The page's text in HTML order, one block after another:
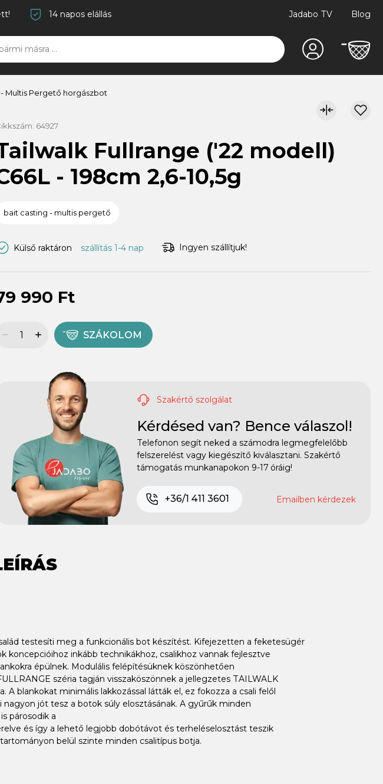
14 napos elállás Jadabo TV Blog
Multis Pergető horgászbot
64927
Fullrange ('22 modell)
- 198cm 2,6-10,5g
bait casting - multis pergető
Külső raktáron szállítás 1-4 nap Ingyen szállítjuk!
990 Ft
SZÁKOLOM
Szakértő szolgálat
Kérdésed van? Bence válaszol!
Telefonon segít neked a számodra legmegfelelőbb
felszerelést vagy kiegészítő kiválasztani. Szakértő
támogatás munkanapokon 9-17 óráig!
+36/1 411 3601 Emailben kérdezek
testesíti meg a funkcionális bot készítést. Kifejezetten a feketesügér
koncepcióihoz inkább technikákhoz, csalikhoz vannak fejlesztve
épülnek. Modulális felépítésüknek köszönhetően
széria tagján visszaköszönnek a jellegzetes TAILWALK
blankokat minimális lakkozással látták el, ez fokozza a csali felől
jót tesz a botok súly elosztásának. A gyűrűk minden
párosodik a
és így a lehető legjobb dobótávot és terheléselosztást teszik
belül szinte minden csalitípus botja.